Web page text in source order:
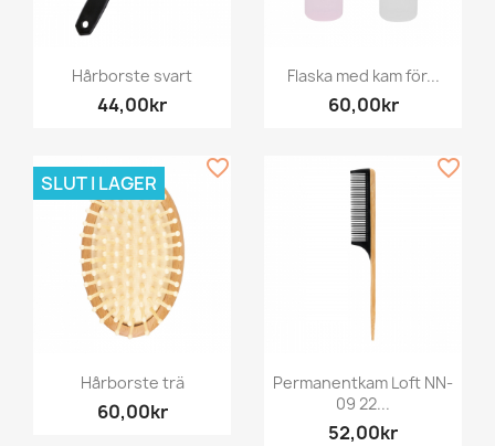
Hårborste svart
44,00kr
Flaska med kam för...
60,00kr
Hårborste trä
60,00kr
SLUT I LAGER
favorite_border
Permanentkam Loft NN-
09 22...
52,00kr
favorite_border